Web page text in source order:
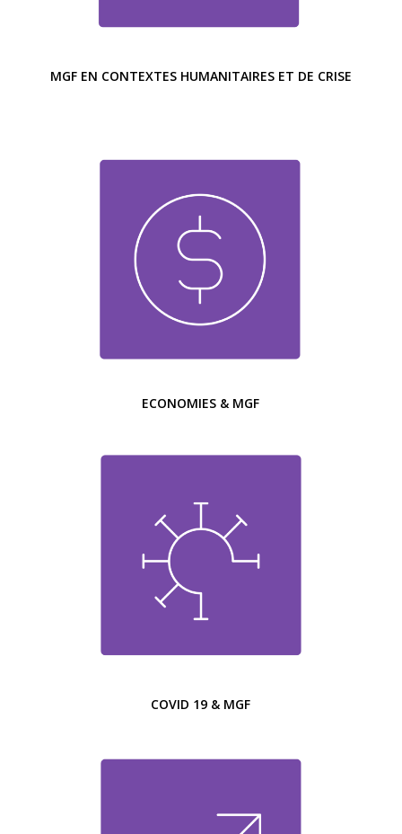
MGF EN CONTEXTES HUMANITAIRES ET DE CRISE
ECONOMIES & MGF
COVID 19 & MGF